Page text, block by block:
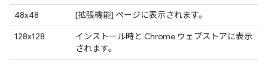
48x48
[拡張機能] ページに表示されます。
128x128
インストール時と Chrome ウェブストアに表示
されます。